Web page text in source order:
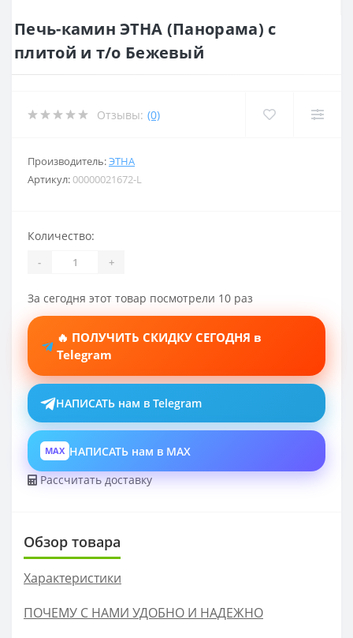
Печь-камин ЭТНА (Панорама) с
плитой и т/о Бежевый
Отзывы: (0)
Производитель:ЭТНА
Артикул:00000021672-L
Количество:
- +
За сегодня этот товар посмотрели 10 раз
🔥 ПОЛУЧИТЬ СКИДКУ СЕГОДНЯ в
Telegram
НАПИСАТЬ нам в Telegram
MAX НАПИСАТЬ нам в MAX
Рассчитать доставку
Обзор товара
Характеристики
ПОЧЕМУ С НАМИ УДОБНО И НАДЕЖНО